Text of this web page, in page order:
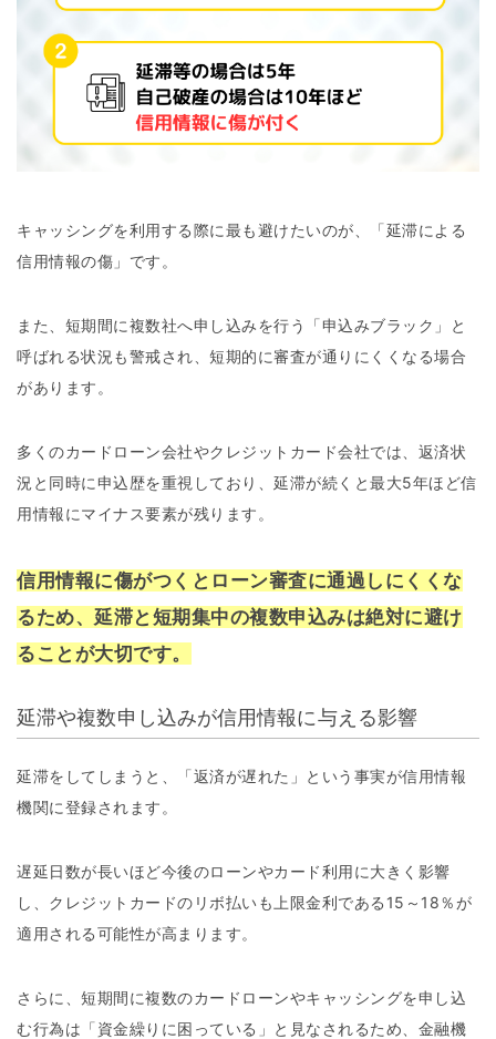
キャッシングを利用する際に最も避けたいのが、「延滞による
信用情報の傷」です。
また、短期間に複数社へ申し込みを行う「申込みブラック」と
呼ばれる状況も警戒され、短期的に審査が通りにくくなる場合
があります。
多くのカードローン会社やクレジットカード会社では、返済状
況と同時に申込歴を重視しており、延滞が続くと最大5年ほど信
用情報にマイナス要素が残ります。
信用情報に傷がつくとローン審査に通過しにくくな
るため、延滞と短期集中の複数申込みは絶対に避け
ることが大切です。
延滞や複数申し込みが信用情報に与える影響
延滞をしてしまうと、「返済が遅れた」という事実が信用情報
機関に登録されます。
遅延日数が長いほど今後のローンやカード利用に大きく影響
し、クレジットカードのリボ払いも上限金利である15～18％が
適用される可能性が高まります。
さらに、短期間に複数のカードローンやキャッシングを申し込
む行為は「資金繰りに困っている」と見なされるため、金融機